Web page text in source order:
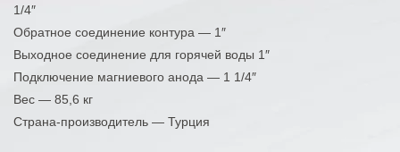
1/4″
Обратное соединение контура — 1″
Выходное соединение для горячей воды 1″
Подключение магниевого анода — 1 1/4″
Вес — 85,6 кг
Страна-производитель — Турция